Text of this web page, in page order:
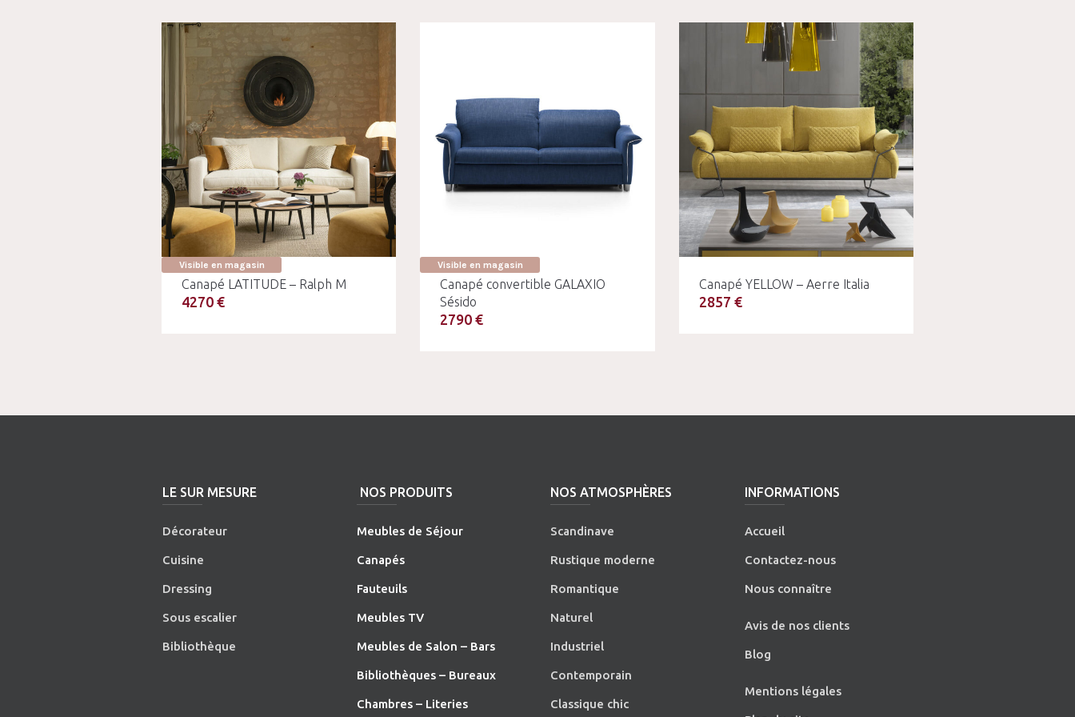
Visible en magasin
Canapé LATITUDE – Ralph M
4270 €
Visible en magasin
Canapé convertible GALAXIO
Sésido
2790 €
Canapé YELLOW – Aerre Italia
2857 €
LE SUR MESURE
Décorateur
Cuisine
Dressing
Sous escalier
Bibliothèque
NOS PRODUITS
Meubles de Séjour
Canapés
Fauteuils
Meubles TV
Meubles de Salon – Bars
Bibliothèques – Bureaux
Chambres – Literies
NOS ATMOSPHÈRES
Scandinave
Rustique moderne
Romantique
Naturel
Industriel
Contemporain
Classique chic
INFORMATIONS
Accueil
Contactez-nous
Nous connaître
Avis de nos clients
Blog
Mentions légales